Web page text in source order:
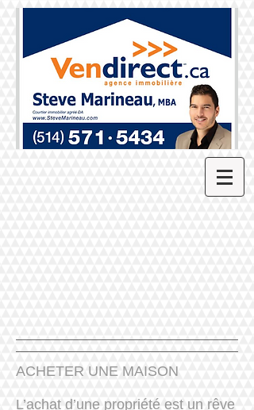
ACHETER UNE MAISON
L’achat d’une propriété est un rêve